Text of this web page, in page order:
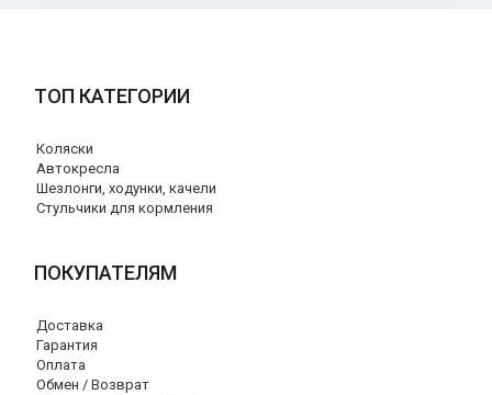
ТОП КАТЕГОРИИ
Коляски
Автокресла
Шезлонги, ходунки, качели
Стульчики для кормления
ПОКУПАТЕЛЯМ
Доставка
Гарантия
Оплата
Обмен / Возврат